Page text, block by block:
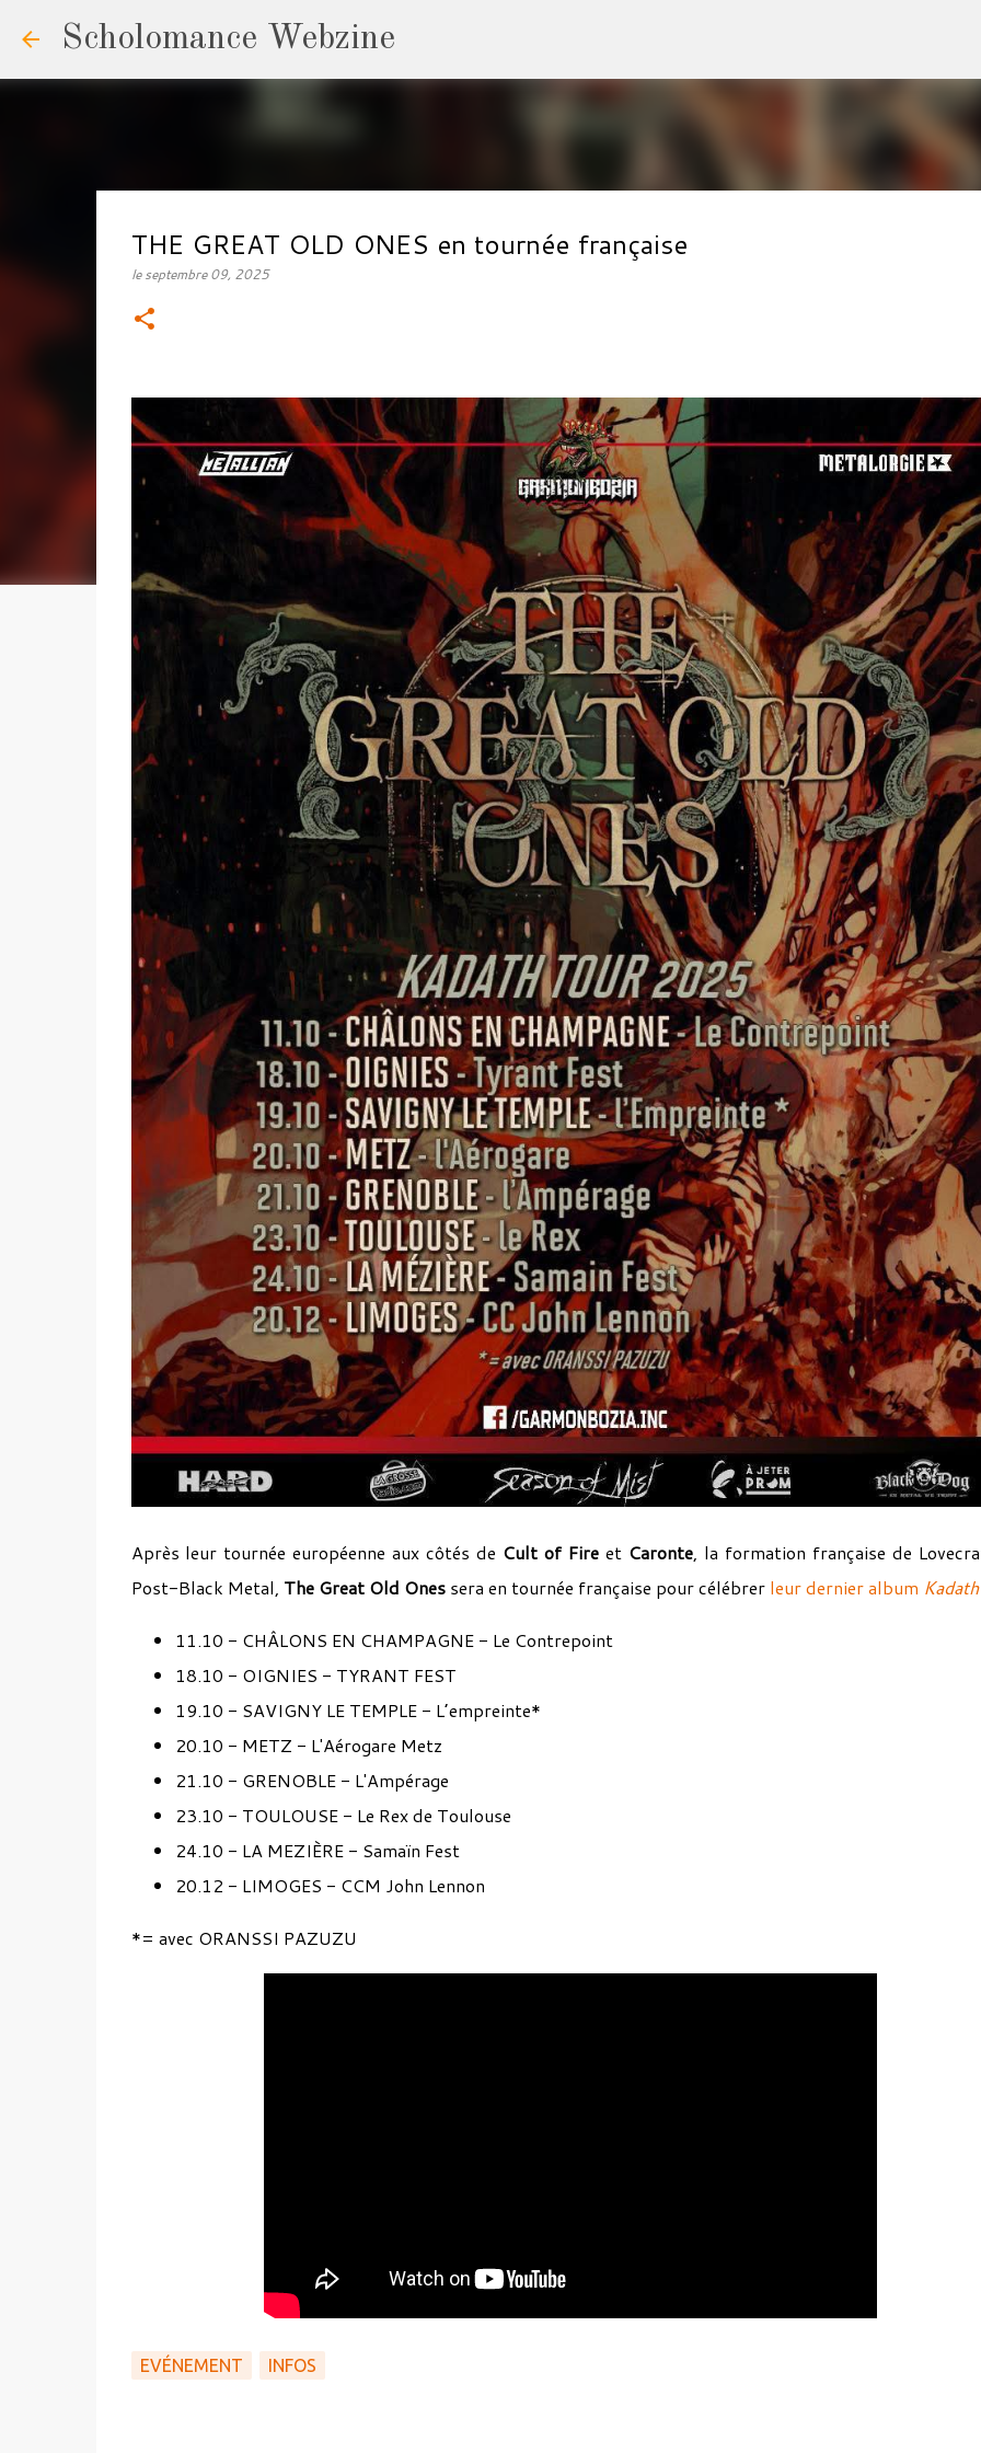
Scholomance Webzine
THE GREAT OLD ONES en tournée française
leseptembre 09, 2025
Après leur tournée européenne aux côtés de Cult of Fireet Caronte, la formation française de
Post-Black Metal, The Great Old Ones sera en tournée française pour célébrer leur dernier album Kadath
11.10 - CHÂLONS EN CHAMPAGNE - Le Contrepoint
18.10 - OIGNIES - TYRANT FEST
19.10 - SAVIGNY LE TEMPLE - L’empreinte*
20.10 - METZ - L'Aérogare Metz
21.10 - GRENOBLE - L'Ampérage
23.10 - TOULOUSE - Le Rex de Toulouse
24.10 - LA MEZIÈRE - Samaïn Fest
20.12 - LIMOGES - CCM John Lennon
*= avec ORANSSI PAZUZU
EVÉNEMENT INFOS